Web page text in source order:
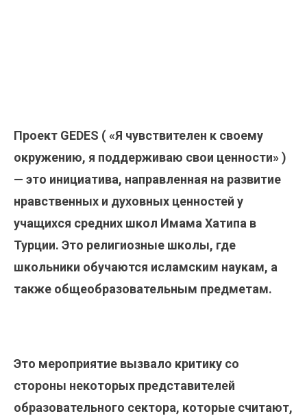
Проект GEDES ( «Я чувствителен к своему
окружению, я поддерживаю свои ценности» )
— это инициатива, направленная на развитие
нравственных и духовных ценностей у
учащихся средних школ Имама Хатипа в
Турции. Это религиозные школы, где
школьники обучаются исламским наукам, а
также общеобразовательным предметам.
Это мероприятие вызвало критику со
стороны некоторых представителей
образовательного сектора, которые считают,